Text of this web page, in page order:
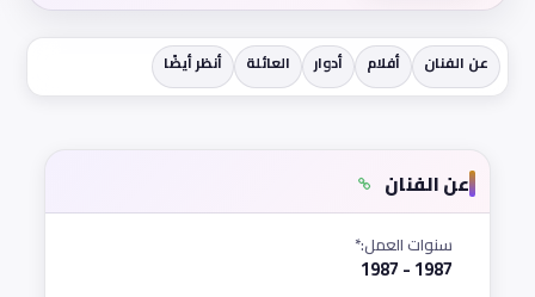
عن الفنان أفلام أدوار العائلة أنظر أيضًا
عن الفنان
سنوات العمل:*
1987 - 1987